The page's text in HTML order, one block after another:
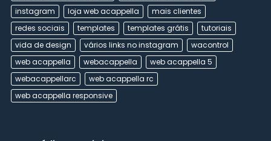
instagram
loja web acappella
mais clientes
redes sociais
templates templates grátis
tutoriais
vida de design
vários links no instagram
wacontrol
web acappella
webacappella
web acappella 5
webacappellarc
web acappella rc
web acappella responsive